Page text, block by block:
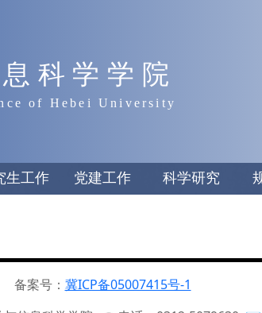
科学学院
of Hebei University
生工作 党建工作 科学研究
备案号： 冀ICP备05007415号-1